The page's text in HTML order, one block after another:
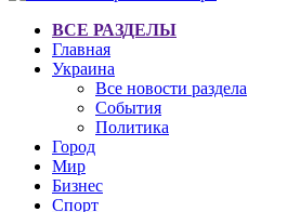
ВСЕ РАЗДЕЛЫ
Главная
Украина
Все новости раздела
События
Политика
Город
Мир
Бизнес
Спорт